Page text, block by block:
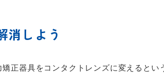
消しよう
正器具をコンタクトレンズに変えると